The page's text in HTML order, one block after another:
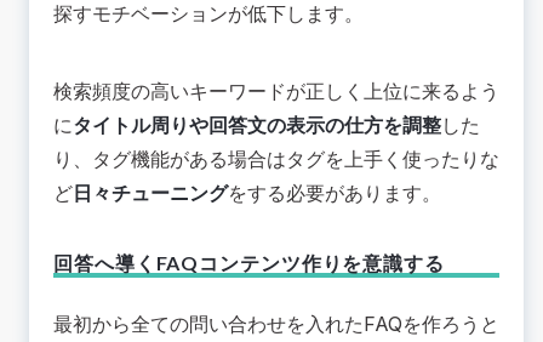
探すモチベーションが低下します。
検索頻度の高いキーワードが正しく上位に来るよう
にタイトル周りや回答文の表示の仕方を調整した
り、タグ機能がある場合はタグを上手く使ったりな
ど日々チューニングをする必要があります。
回答へ導くFAQコンテンツ作りを意識する
最初から全ての問い合わせを入れたFAQを作ろうと